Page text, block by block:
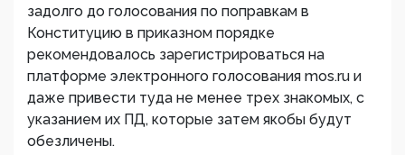
задолго до голосования по поправкам в
Конституцию в приказном порядке
рекомендовалось зарегистрироваться на
платформе электронного голосования mos.ru и
даже привести туда не менее трех знакомых, с
указанием их ПД, которые затем якобы будут
обезличены.